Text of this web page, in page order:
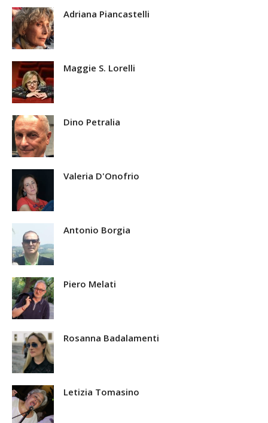
Adriana Piancastelli
Maggie S. Lorelli
Dino Petralia
Valeria D'Onofrio
Antonio Borgia
Piero Melati
Rosanna Badalamenti
Letizia Tomasino